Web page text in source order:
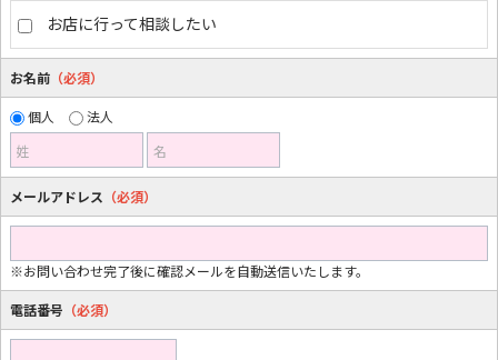
お店に行って相談したい
お名前 （必須）
個人
法人
姓
名
メールアドレス （必須）
※お問い合わせ完了後に確認メールを自動送信いたします。
電話番号 （必須）